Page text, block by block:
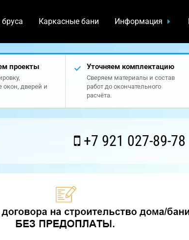
бруса Каркасные бани Информация
проекты
окон, дверей и
Уточняем комплектацию
Сверяем материалы и состав
работ до окончательного
расчёта.
+7 921 027-89-78